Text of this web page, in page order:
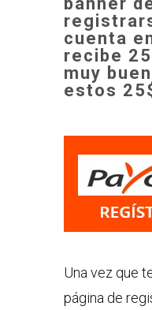
cuenta
recibe
muy
estos
Una vez que
página de